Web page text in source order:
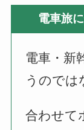
電車旅
電車・新
うのでは
合わせて